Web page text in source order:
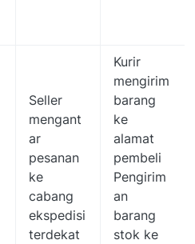
Seller
mengant
ar
pesanan
ke
cabang
ekspedisi
terdekat
Kurir
mengirim
barang
ke
alamat
pembeli
Pengirim
an
barang
stok ke